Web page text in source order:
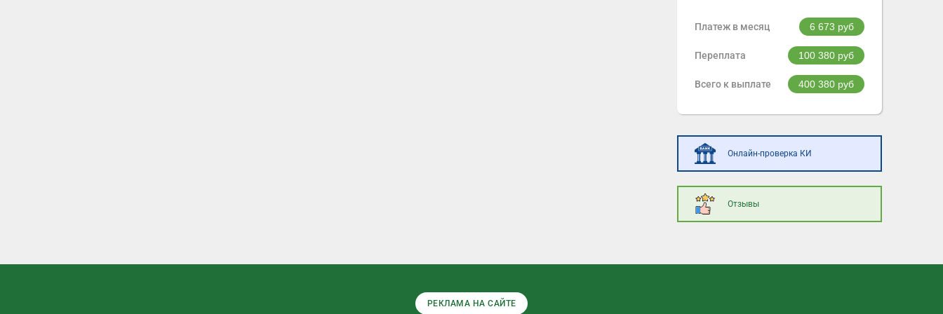
Платеж в месяц 6 673 руб
Переплата 100 380 руб
Всего к выплате 400 380 руб
Онлайн-проверка КИ
Отзывы
РЕКЛАМА НА САЙТЕ